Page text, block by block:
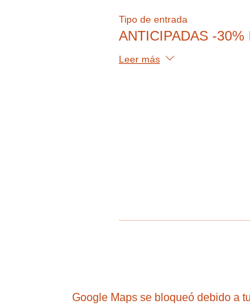
Tipo de entrada
ANTICIPADAS -30%
Leer más
Google Maps se bloqueó debido a